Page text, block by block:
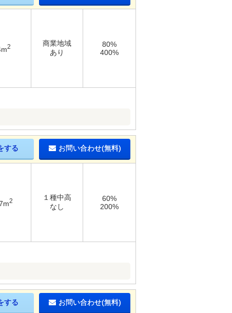
2
商業地域
あり
80%
400%
する お問い合わせ(無料)
2
１種中高
なし
60%
200%
する お問い合わせ(無料)